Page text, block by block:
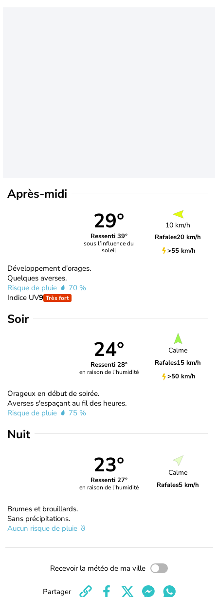
Après-midi
29°
Ressenti 39°
sous l’influence du
soleil
10 km/h
Rafales20 km/h
>55 km/h
Développement d'orages.
Quelques averses.
Risque de pluie
70 %
Indice UV9 Très fort
Soir
24°
Ressenti 28°
en raison de l'humidité
Calme
Rafales15 km/h
>50 km/h
Orageux en début de soirée.
Averses s'espaçant au fil des heures.
Risque de pluie
75 %
Nuit
23°
Ressenti 27°
en raison de l'humidité
Calme
Rafales5 km/h
Brumes et brouillards.
Sans précipitations.
Aucun risque de pluie
Recevoir la météo de ma ville
Partager